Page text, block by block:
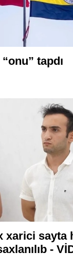
tapdı
xarici sayta
-